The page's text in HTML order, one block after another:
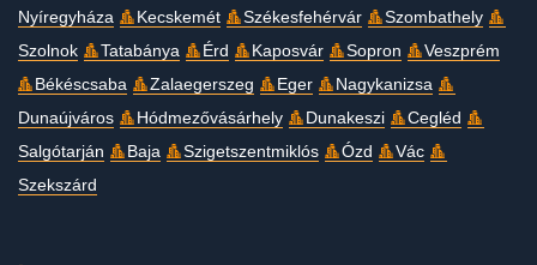
Nyíregyháza
Kecskemét Székesfehérvár
Szombathely
Szolnok
Tatabánya Érd Kaposvár Sopron
Veszprém
Békéscsaba
Zalaegerszeg Eger
Nagykanizsa
Dunaújváros
Hódmezővásárhely Dunakeszi
Cegléd
Salgótarján
Baja Szigetszentmiklós Ózd
Vác
Szekszárd